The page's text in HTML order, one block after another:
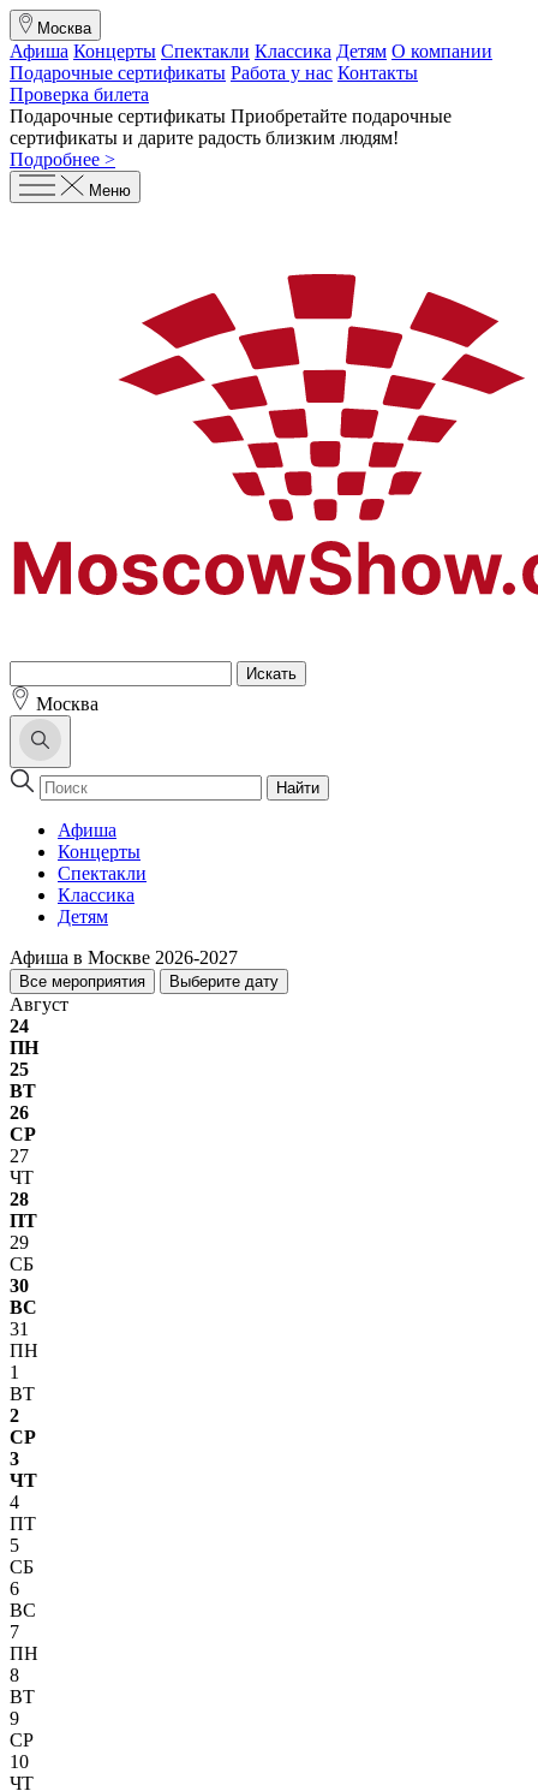
Москва
Афиша Концерты Спектакли Классика Детям О компании
Подарочные сертификаты Работа у нас Контакты
Проверка билета
Подарочные сертификаты Приобретайте подарочные
сертификаты и дарите радость близким людям!
Подробнее >
Меню
Москва
Найти
Афиша
Концерты
Спектакли
Классика
Детям
Афиша в Москве 2026-2027
Все мероприятия Выберите дату
Август
24
ПН
25
ВТ
26
СР
27
ЧТ
28
ПТ
29
СБ
30
ВС
31
ПН
1
ВТ
2
СР
3
ЧТ
4
ПТ
5
СБ
6
ВС
7
ПН
8
ВТ
9
СР
10
ЧТ